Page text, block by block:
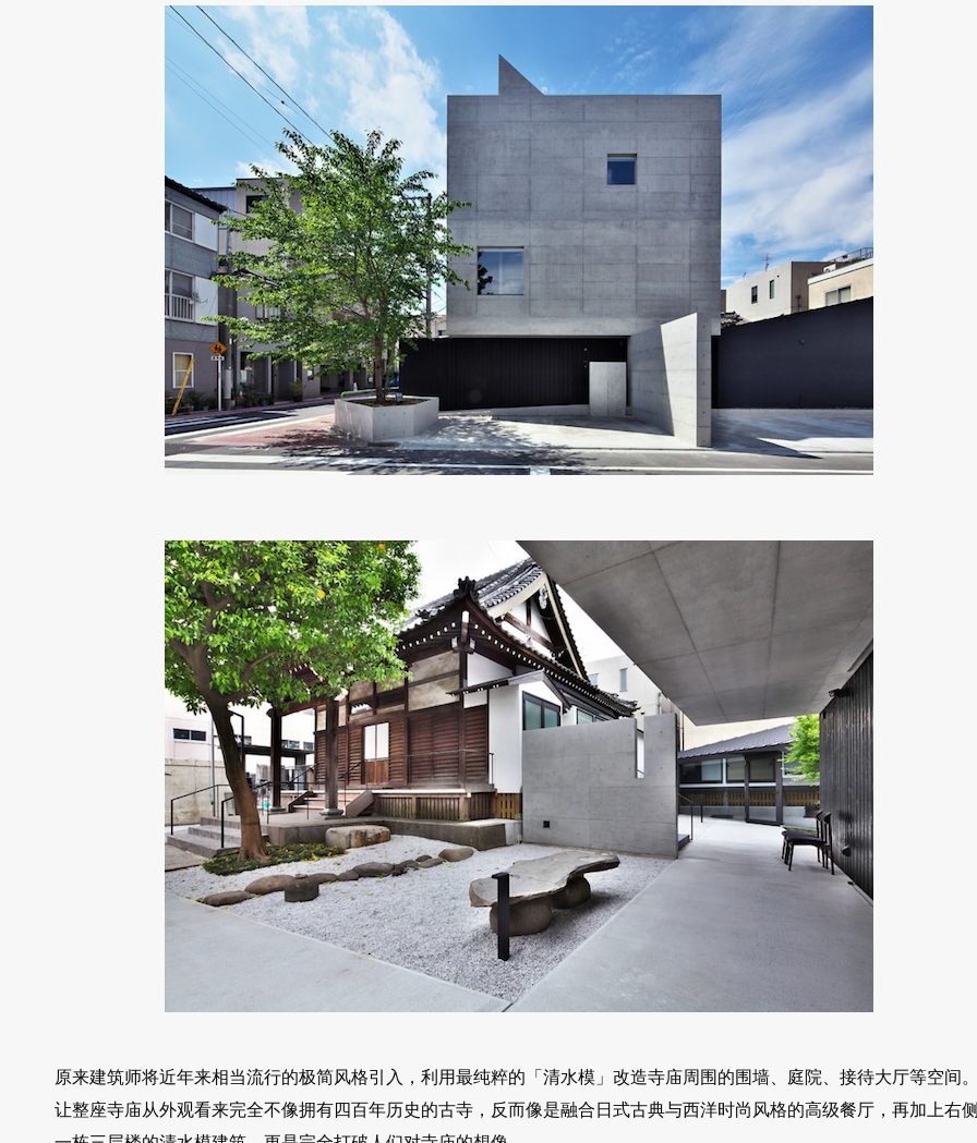
原来建筑师将近年来相当流行的极简风格引入，利用最纯粹的「清水模」改造寺庙周围的围墙、庭院、接待大厅等空间
让整座寺庙从外观看来完全不像拥有四百年历史的古寺，反而像是融合日式古典与西洋时尚风格的高级餐厅，再加上右